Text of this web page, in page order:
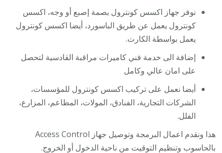
نوفر جهاز اكسس كونترول بصمة إصبع أو وجه، اكسس
كونترول يعمل عن طريق الباسورد، أيضا اكسس كونترول
يعمل بواسطة الكارت.
إضافة الى خدمة فني كاميرات مراقبة القادسية لتحصل
على امان عالي وكامل
أيضا نعمل على تركيب اكسس كونترول للمؤسسات،
الشركات التجارية، الفنادق، المولات، المطاعم، المزارع،
الفلل.
هذا ونقدم اعمال البرمجة وتوصيل جهاز Access Control
بالحاسوب وتنظيم التوقيت من ناحية الدخول أو الخروج.